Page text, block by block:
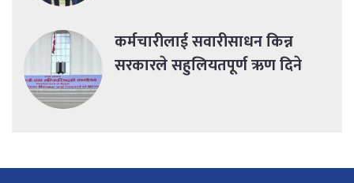
कर्मचारीलाई सवारीसाधन किन्न
सरकारले सहुलियतपूर्ण ऋण दिने